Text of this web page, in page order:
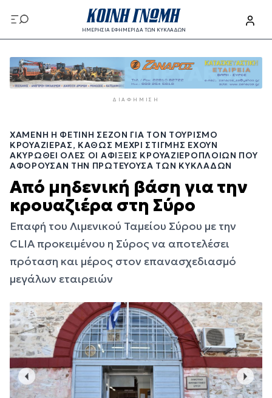
προς
το
περιεχόμενο
ΗΜΕΡΗΣΙΑ ΕΦΗΜΕΡΙΔΑ ΤΩΝ ΚΥΚΛΑΔΩΝ
προς
το
κυρίως
ΔΙΑΦΉΜΙΣΗ
ΧΑΜΈΝΗ Η ΦΕΤΙΝΉ ΣΕΖΌΝ ΓΙΑ ΤΟΝ ΤΟΥΡΙΣΜΌ
ΚΡΟΥΑΖΙΈΡΑΣ, ΚΑΘΏΣ ΜΈΧΡΙ ΣΤΙΓΜΉΣ ΈΧΟΥΝ
ΑΚΥΡΩΘΕΊ ΌΛΕΣ ΟΙ ΑΦΊΞΕΙΣ ΚΡΟΥΑΖΙΕΡΌΠΛΟΙΩΝ ΠΟΥ
ΑΦΟΡΟΎΣΑΝ ΤΗΝ ΠΡΩΤΕΎΟΥΣΑ ΤΩΝ ΚΥΚΛΆΔΩΝ
Από μηδενική βάση για την
κρουαζιέρα στη Σύρο
Επαφή του Λιμενικού Ταμείου Σύρου με την
CLIA προκειμένου η Σύρος να αποτελέσει
πρόταση και μέρος στον επανασχεδιασμό
μεγάλων εταιρειών